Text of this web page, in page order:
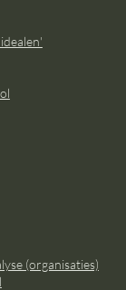
(organisaties)